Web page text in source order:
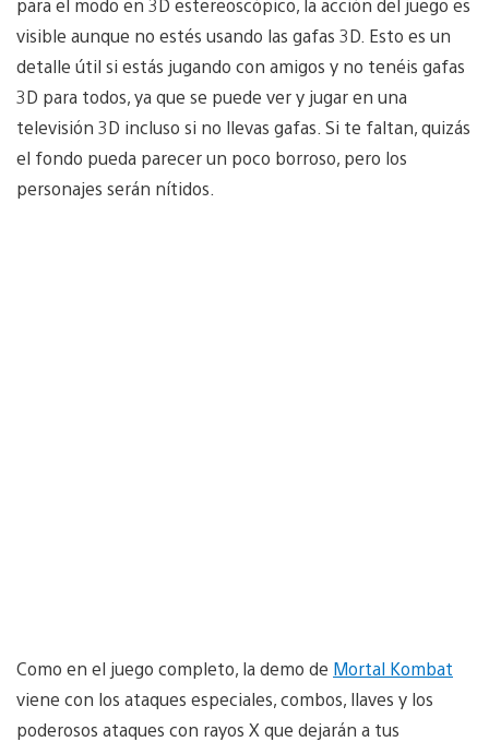
visible aunque no estés usando las gafas 3D. Esto es un
detalle útil si estás jugando con amigos y no tenéis gafas
3D para todos, ya que se puede ver y jugar en una
televisión 3D incluso si no llevas gafas. Si te faltan, quizás
el fondo pueda parecer un poco borroso, pero los
personajes serán nítidos.
Como en el juego completo, la demo de Mortal Kombat
viene con los ataques especiales, combos, llaves y los
poderosos ataques con rayos X que dejarán a tus